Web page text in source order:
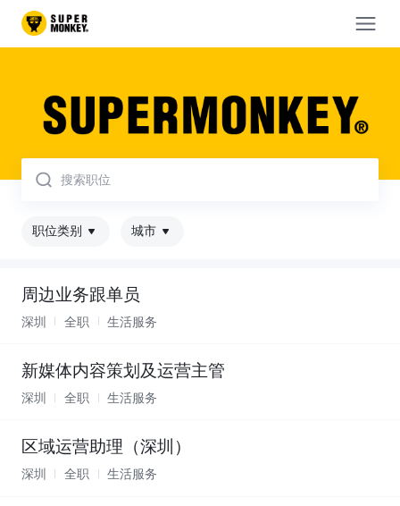
取消
职位类别 城市
周边业务跟单员
深圳 全职 生活服务
新媒体内容策划及运营主管
深圳 全职 生活服务
区域运营助理（深圳）
深圳 全职 生活服务